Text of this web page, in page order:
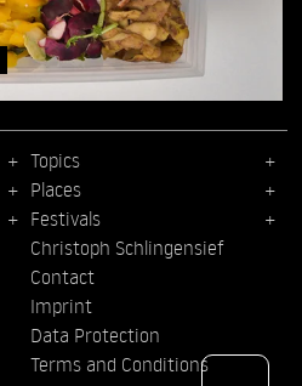
Topics
Places
Festivals
Christoph Schlingensief
Contact
Imprint
Data Protection
Terms and Conditions